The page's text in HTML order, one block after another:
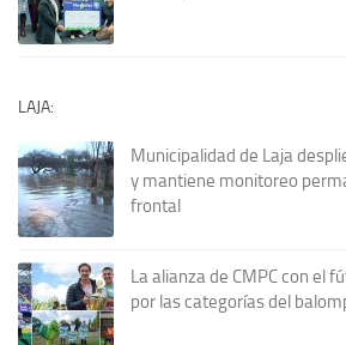
LAJA:
Municipalidad de Laja
y mantiene monitoreo
frontal
La alianza de CMPC con el
por las categorías del